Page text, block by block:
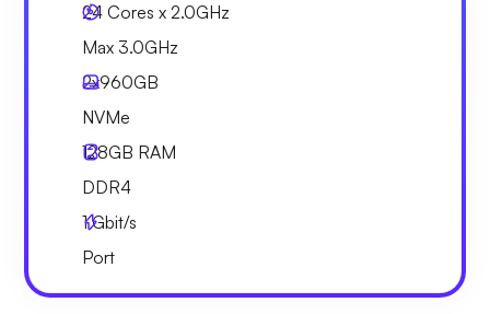
24 Cores x 2.0GHz
Max 3.0GHz
2x960GB
NVMe
128GB RAM
DDR4
1Gbit/s
Port